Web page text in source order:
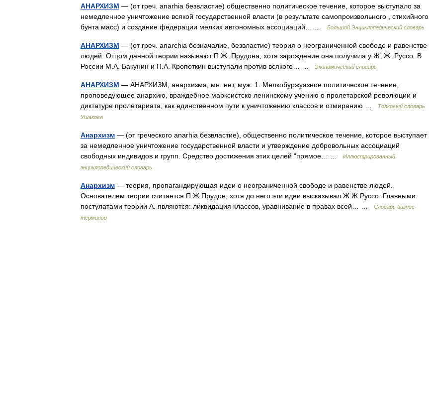
АНАРХИЗМ — (от греч. anarhia безвластие) общественно политическое течение, которое выступало за
немедленное уничтожение всякой государственной власти (в результате самопроизвольного , стихийного
бунта масс) и создание федерации мелких автономных ассоциаций… …
Большой Энциклопедический словарь
АНАРХИЗМ — (от греч. anarchia безначалие, безвластие) теория о неограниченной свободе и равенстве
людей. Отцом данной теории называют П.Ж. Прудона, хотя зарождение она получила у Ж. Ж. Руссо. В
России М.А. Бакунин и П.А. Кропоткин выступали против всякого… …
Экономический словарь
АНАРХИЗМ — АНАРХИЗМ, анархизма, мн. нет, муж. 1. Мелкобуржуазное политическое течение,
проповедующее анархию, враждебное марксистско ленинскому учению о пролетарской революции и
диктатуре пролетариата, как единственном пути к уничтожению классов и отмиранию …
Толковый словарь
Ушакова
Анархизм — (от греческого anarhia безвластие), общественно политическое течение, которое выступает
за немедленное уничтожение государственной власти и утверждение добровольных ассоциаций
свободных индивидов и групп. Средство достижения этих целей “прямое… …
Иллюстрированный
энциклопедический словарь
Анархизм — теория, пропагандирующая идеи о неограниченной свободе и равенстве людей.
Основателем теории считается П.Ж.Прудон, хотя до него эти идеи высказывал Ж.Ж.Руссо. Главными
постулатами теории А. являются: ликвидация классов, уравнивание в правах всей… …
Словарь бизнес-
терминов